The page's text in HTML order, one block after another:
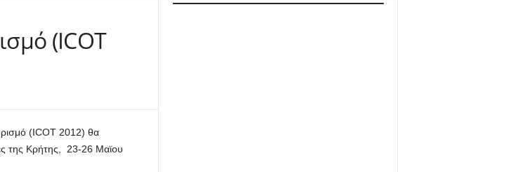
(ICOT
(ICOT 2012) θα
της Κρήτης, 23-26 Μαϊου